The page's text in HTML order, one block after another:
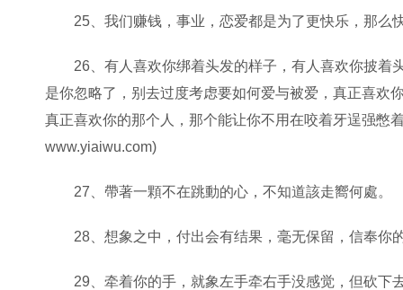
25、我们赚钱，事业，恋爱都是为了更快乐，那么
26、有人喜欢你绑着头发的样子，有人喜欢你披着
是你忽略了，别去过度考虑要如何爱与被爱，真正喜欢
真正喜欢你的那个人，那个能让你不用在咬着牙逞强憋
www.yiaiwu.com)
27、帶著一顆不在跳動的心，不知道該走嚮何處。
28、想象之中，付出会有结果，毫无保留，信奉你
29、牵着你的手，就象左手牵右手没感觉，但砍下